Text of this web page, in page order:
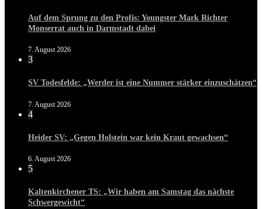
Auf dem Sprung zu den Profis: Youngster Mark Richter
Monserrat auch in Darmstadt dabei
7. August 2026
3
SV Todesfelde: „Werder ist eine Nummer stärker einzuschätzen“
7. August 2026
4
Heider SV: „Gegen Holstein war kein Kraut gewachsen“
6. August 2026
5
Kaltenkirchener TS: „Wir haben am Samstag das nächste
Schwergewicht“